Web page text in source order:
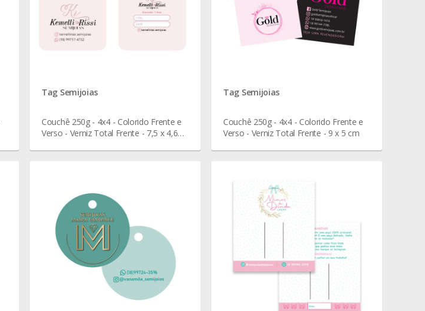
Tag Semijoias
Couchê 250g - 4x4 - Colorido Frente e
Verso - Verniz Total Frente - 7,5 x 4,6
Tag Semijoias
Couchê 250g - 4x4 - Colorido Frente e
Verso - Verniz Total Frente - 9 x 5 cm